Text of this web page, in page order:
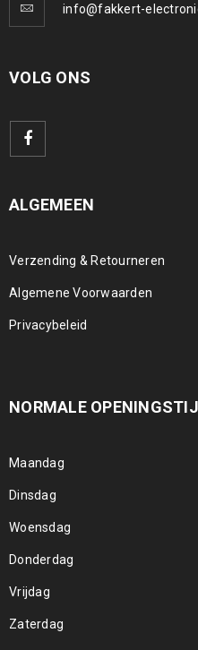
info@fakkert-
VOLG ONS
ALGEMEEN
Verzending & Retourneren
Algemene Voorwaarden
Privacybeleid
NORMALE
Maandag
Dinsdag
Woensdag
Donderdag
Vrijdag
Zaterdag